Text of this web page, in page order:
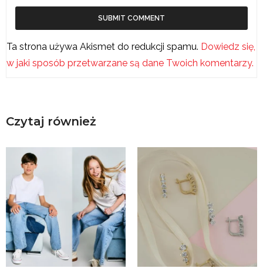
Ta strona używa Akismet do redukcji spamu. Dowiedz się,
w jaki sposób przetwarzane są dane Twoich komentarzy.
Czytaj również